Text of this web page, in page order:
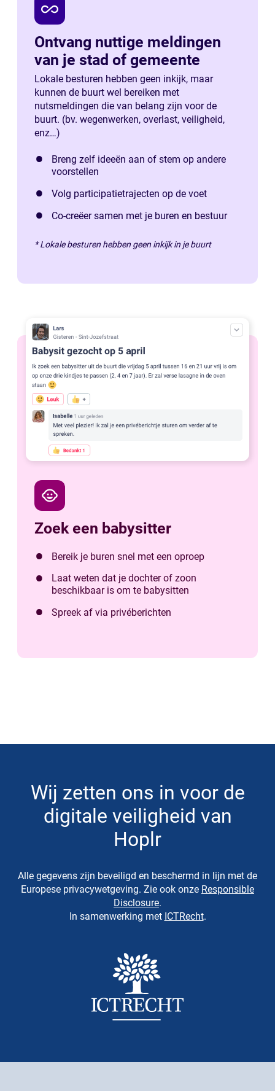
all_inclusive
Ontvang nuttige meldingen
van je stad of gemeente
Lokale besturen hebben geen inkijk, maar
kunnen de buurt wel bereiken met
nutsmeldingen die van belang zijn voor de
buurt. (bv. wegenwerken, overlast, veiligheid,
enz…)
Breng zelf ideeën aan of stem op andere
voorstellen
Volg participatietrajecten op de voet
Co-creëer samen met je buren en bestuur
* Lokale besturen hebben geen inkijk in je buurt
child_care
Zoek een babysitter
Bereik je buren snel met een oproep
Laat weten dat je dochter of zoon
beschikbaar is om te babysitten
Spreek af via privéberichten
Wij zetten ons in voor de
digitale veiligheid van
Hoplr
Alle gegevens zijn beveiligd en beschermd in lijn met de
Europese privacywetgeving. Zie ook onze Responsible
Disclosure.
In samenwerking met ICTRecht.